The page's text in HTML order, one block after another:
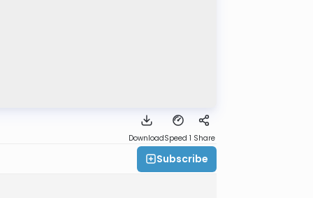
DownloadSpeed 1 Share
Subscribe